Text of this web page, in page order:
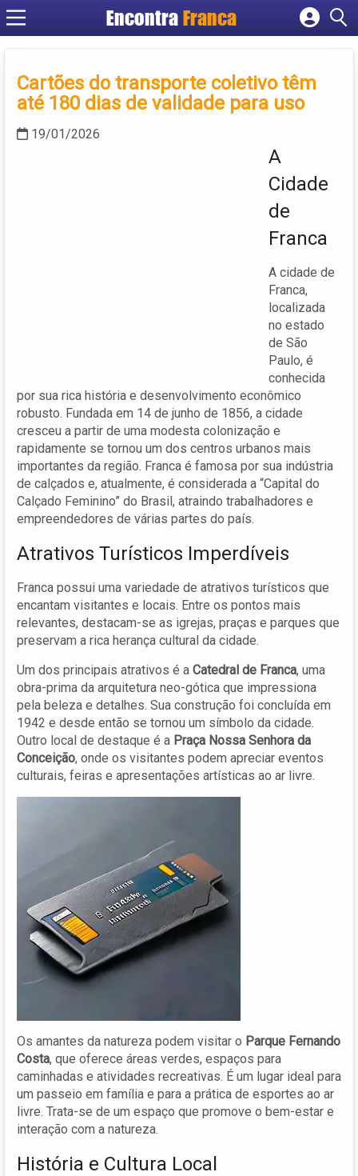
Encontra Franca
Cadastrar empresa
Criar conta
Cartões do transporte coletivo têm
até 180 dias de validade para uso
19/01/2026
A
Cidade
de
Franca
A cidade de
Franca,
localizada
no estado
de São
Paulo, é
conhecida
por sua rica história e desenvolvimento econômico
robusto. Fundada em 14 de junho de 1856, a cidade
cresceu a partir de uma modesta colonização e
rapidamente se tornou um dos centros urbanos mais
importantes da região. Franca é famosa por sua indústria
de calçados e, atualmente, é considerada a “Capital do
Calçado Feminino” do Brasil, atraindo trabalhadores e
empreendedores de várias partes do país.
Atrativos Turísticos Imperdíveis
Franca possui uma variedade de atrativos turísticos que
encantam visitantes e locais. Entre os pontos mais
relevantes, destacam-se as igrejas, praças e parques que
preservam a rica herança cultural da cidade.
Um dos principais atrativos é a Catedral de Franca, uma
obra-prima da arquitetura neo-gótica que impressiona
pela beleza e detalhes. Sua construção foi concluída em
1942 e desde então se tornou um símbolo da cidade.
Outro local de destaque é a Praça Nossa Senhora da
Conceição, onde os visitantes podem apreciar eventos
culturais, feiras e apresentações artísticas ao ar livre.
Os amantes da natureza podem visitar o Parque Fernando
Costa, que oferece áreas verdes, espaços para
caminhadas e atividades recreativas. É um lugar ideal para
um passeio em família e para a prática de esportes ao ar
livre. Trata-se de um espaço que promove o bem-estar e
interação com a natureza.
História e Cultura Local